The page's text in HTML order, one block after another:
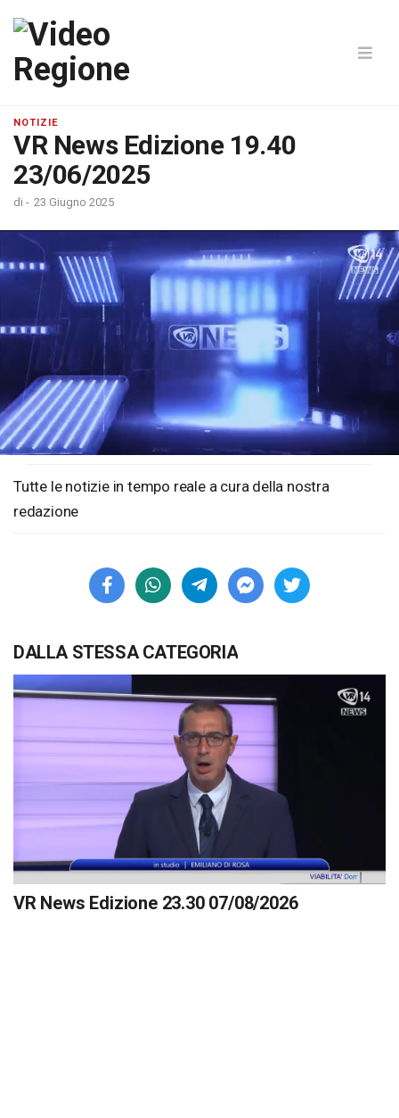
NOTIZIE
VR News Edizione 19.40
23/06/2025
di - 23 Giugno 2025
Unmute Loaded
Tutte le notizie in tempo reale a cura della nostra
redazione
DALLA STESSA CATEGORIA
VR News Edizione 23.30 07/08/2026